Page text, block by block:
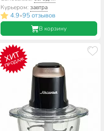
1065, черный
Курьером: завтра
4.9•95 отзывов
В корзину
ХИТ
ПРОДАЖ